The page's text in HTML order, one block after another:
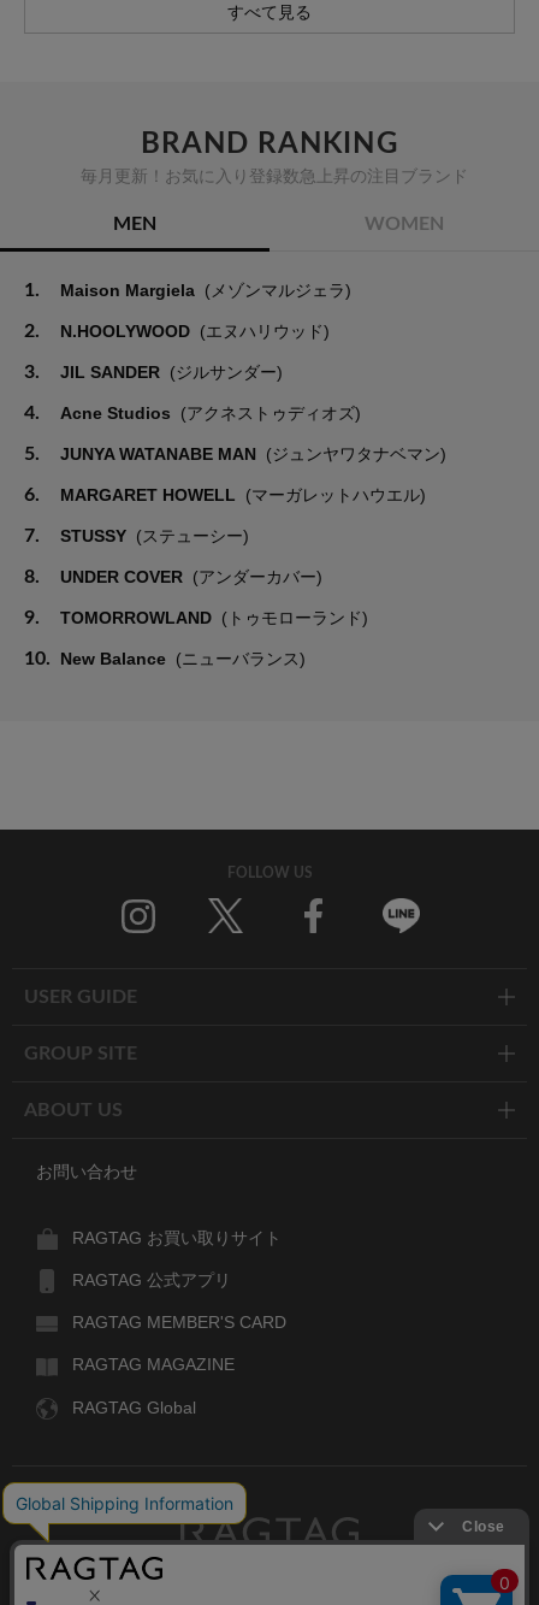
すべて見る
BRAND RANKING
毎月更新！お気に入り登録数急上昇の注目ブランド
MEN WOMEN
1. Maison Margiela (メゾンマルジェラ)
2. N.HOOLYWOOD (エヌハリウッド)
3. JIL SANDER (ジルサンダー)
4. Acne Studios (アクネストゥディオズ)
5. JUNYA WATANABE MAN (ジュンヤワタナベマン)
6. MARGARET HOWELL (マーガレットハウエル)
7. STUSSY (ステューシー)
8. UNDER COVER (アンダーカバー)
9. TOMORROWLAND (トゥモローランド)
10. New Balance (ニューバランス)
FOLLOW US
USER GUIDE
GROUP SITE
ABOUT US
お問い合わせ
RAGTAG お買い取りサイト
RAGTAG 公式アプリ
RAGTAG MEMBER'S CARD
RAGTAG MAGAZINE
RAGTAG Global
デザイナーズブランドのユーズド・セレクトショップ